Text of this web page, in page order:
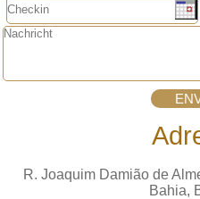
R. Joaquim Damião de
Bahia,